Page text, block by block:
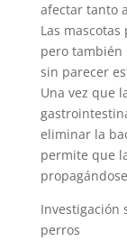
afectar tanto
Las
pero también
sin parecer
Una vez que
eliminar la
permite que
Investigación
perros